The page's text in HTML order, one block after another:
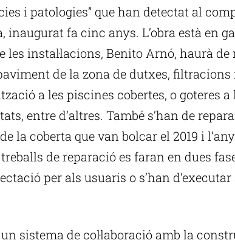
i patologies” que han detectat al
inaugurat fa cinc anys. L’obra està en
les instal·lacions, Benito Arnó, haurà de
de la zona de dutxes,
a les piscines cobertes, o goteres a
entre d’altres. També s’han de
la coberta que van bolcar el 2019 i
de reparació es faran en dues
per als usuaris o s’han
sistema de col·laboració amb la